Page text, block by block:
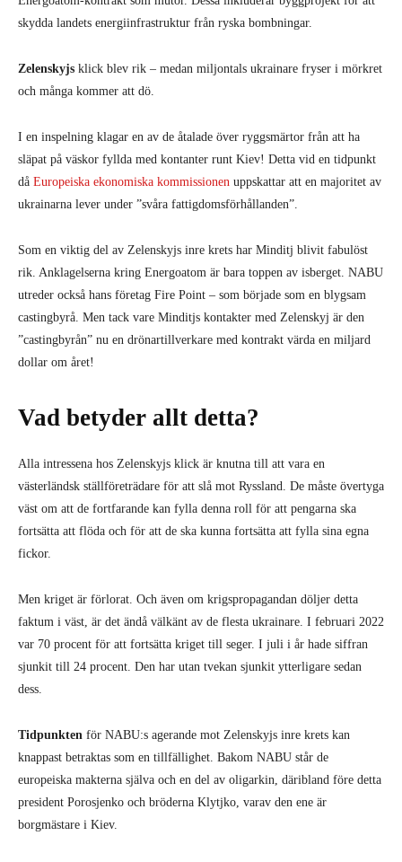
skydda landets energiinfrastruktur från ryska bombningar.
Zelenskyjs klick blev rik – medan miljontals ukrainare fryser i mörkret
och många kommer att dö.
I en inspelning klagar en av de åtalade över ryggsmärtor från att ha
släpat på väskor fyllda med kontanter runt Kiev! Detta vid en tidpunkt
då Europeiska ekonomiska kommissionen uppskattar att en majoritet av
ukrainarna lever under ”svåra fattigdomsförhållanden”.
Som en viktig del av Zelenskyjs inre krets har Minditj blivit fabulöst
rik. Anklagelserna kring Energoatom är bara toppen av isberget. NABU
utreder också hans företag Fire Point – som började som en blygsam
castingbyrå. Men tack vare Minditjs kontakter med Zelenskyj är den
”castingbyrån” nu en drönartillverkare med kontrakt värda en miljard
dollar om året!
Vad betyder allt detta?
Alla intressena hos Zelenskyjs klick är knutna till att vara en
västerländsk ställföreträdare för att slå mot Ryssland. De måste övertyga
väst om att de fortfarande kan fylla denna roll för att pengarna ska
fortsätta att flöda och för att de ska kunna fortsätta att fylla sina egna
fickor.
Men kriget är förlorat. Och även om krigspropagandan döljer detta
faktum i väst, är det ändå välkänt av de flesta ukrainare. I februari 2022
var 70 procent för att fortsätta kriget till seger. I juli i år hade siffran
sjunkit till 24 procent. Den har utan tvekan sjunkit ytterligare sedan
dess.
Tidpunkten för NABU:s agerande mot Zelenskyjs inre krets kan
knappast betraktas som en tillfällighet. Bakom NABU står de
europeiska makterna själva och en del av oligarkin, däribland före detta
president Porosjenko och bröderna Klytjko, varav den ene är
borgmästare i Kiev.